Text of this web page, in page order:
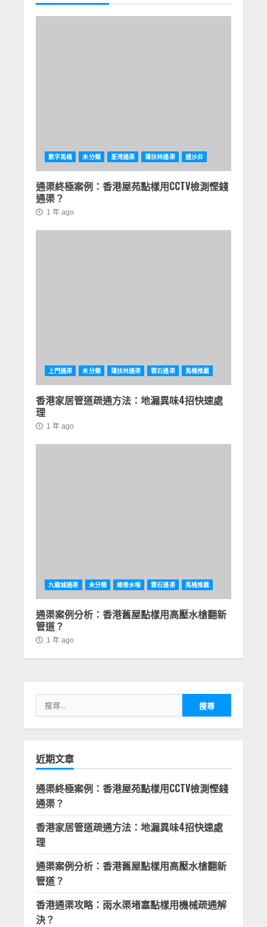
數字馬桶 未分類 荃湾通渠 薄扶林通渠 通沙井
通渠終極案例：香港屋苑點樣用CCTV檢測慳錢
通渠？
1 年 ago
上門通渠 未分類 薄扶林通渠 雲石通渠 馬桶推薦
香港家居管道疏通方法：地漏異味4招快速處
理
1 年 ago
九龍城通渠 未分類 維修水喉 雲石通渠 馬桶推薦
通渠案例分析：香港舊屋點樣用高壓水槍翻新
管道？
1 年 ago
尋
關
字:
近期文章
通渠終極案例：香港屋苑點樣用CCTV檢測慳錢
通渠？
香港家居管道疏通方法：地漏異味4招快速處
理
通渠案例分析：香港舊屋點樣用高壓水槍翻新
管道？
香港通渠攻略：雨水渠堵塞點樣用機械疏通解
決？